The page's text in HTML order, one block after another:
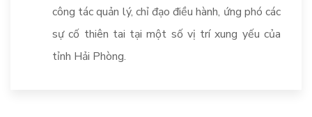
công tác quản lý, chỉ đạo điều hành, ứng phó các
sự cố thiên tai tại một số vị trí xung yếu của
tỉnh Hải Phòng.